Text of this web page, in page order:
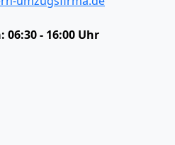
06:30 - 16:00 Uhr